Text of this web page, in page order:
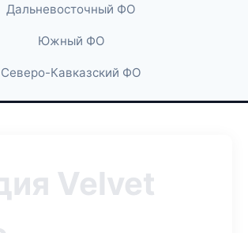
Дальневосточный ФО
Южный ФО
Северо-Кавказский ФО
Velvet